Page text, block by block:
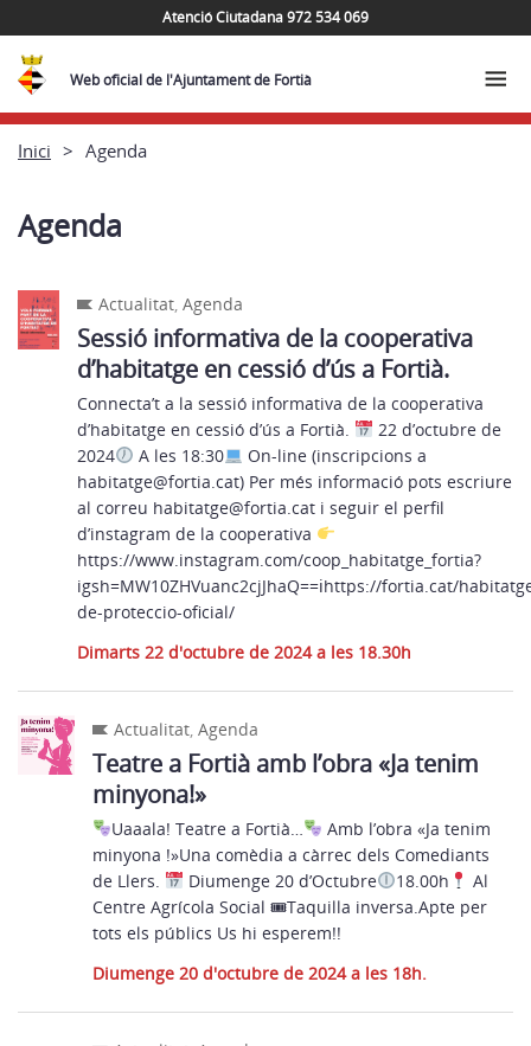
Atenció Ciutadana 972 534 069
Web oficial de l'Ajuntament de Fortià
Inici Agenda
Agenda
Actualitat, Agenda
Sessió informativa de la cooperativa
d’habitatge en cessió d’ús a Fortià.
Connecta’t a la sessió informativa de la cooperativa
d’habitatge en cessió d’ús a Fortià.
22 d’octubre de
2024
A les 18:30
On-line (inscripcions a
habitatge@fortia.cat) Per més informació pots escriure
al correu habitatge@fortia.cat i seguir el perfil
d’instagram de la cooperativa
https://www.instagram.com/coop_habitatge_fortia?
igsh=MW10ZHVuanc2cjJhaQ==ℹhttps://fortia.cat/
de-proteccio-oficial/
Dimarts 22 d'octubre de 2024 a les 18.30h
Actualitat,Agenda
Teatre a Fortià amb l’obra «Ja tenim
minyona!»
Uaaala! Teatre a Fortià…
Amb l’obra «Ja tenim
minyona !»Una comèdia a càrrec dels Comediants
de Llers.
Diumenge 20 d’Octubre 18.00h
Al
Centre Agrícola Social 🎟Taquilla inversa.Apte per
tots els públics Us hi esperem!!
Diumenge 20 d'octubre de 2024 a les 18h.